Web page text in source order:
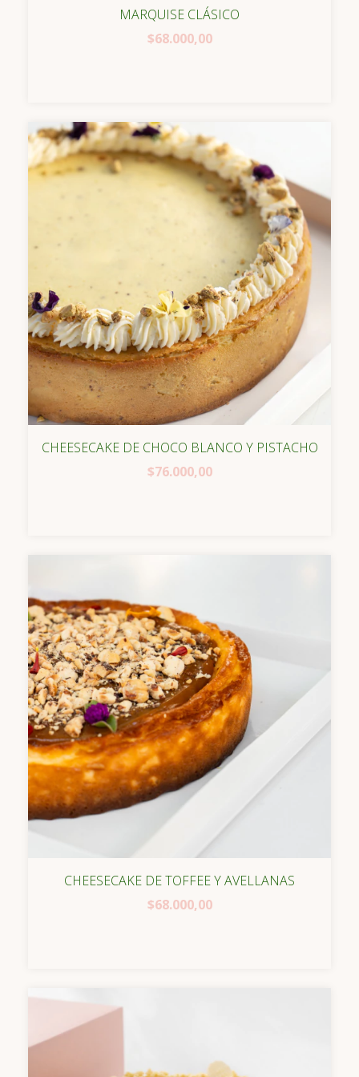
MARQUISE CLÁSICO
$68.000,00
CHEESECAKE DE CHOCO BLANCO Y PISTACHO
$76.000,00
CHEESECAKE DE TOFFEE Y AVELLANAS
$68.000,00